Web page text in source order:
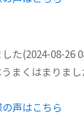
た(2024-08-26
まくはまりま
声はこちら